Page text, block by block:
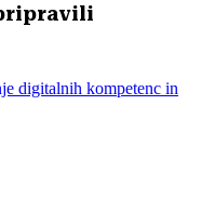
digitalnih kompetenc in